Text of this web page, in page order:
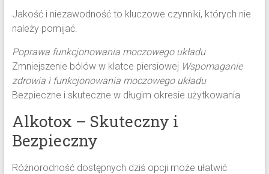
Jakość i niezawodność to kluczowe czynniki, których nie
należy pomijać.
Poprawa funkcjonowania moczowego układu
Zmniejszenie bólów w klatce piersiowej Wspomaganie
zdrowia i funkcjonowania moczowego układu
Bezpieczne i skuteczne w długim okresie użytkowania
Alkotox – Skuteczny i
Bezpieczny
Różnorodność dostępnych dziś opcji może ułatwić